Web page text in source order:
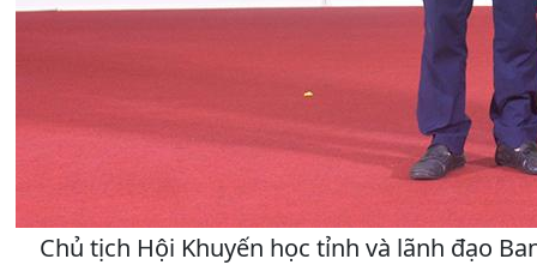
Chủ tịch Hội Khuyến học tỉnh và lãnh đạo